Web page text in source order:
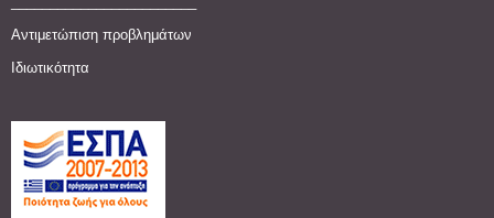
Αντιμετώπιση προβλημάτων
Ιδιωτικότητα